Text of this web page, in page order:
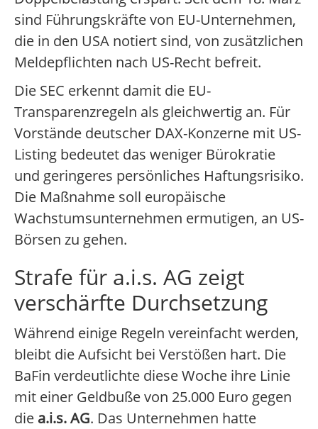
sind Führungskräfte von EU-Unternehmen,
die in den USA notiert sind, von zusätzlichen
Meldepflichten nach US-Recht befreit.
Die SEC erkennt damit die EU-
Transparenzregeln als gleichwertig an. Für
Vorstände deutscher DAX-Konzerne mit US-
Listing bedeutet das weniger Bürokratie
und geringeres persönliches Haftungsrisiko.
Die Maßnahme soll europäische
Wachstumsunternehmen ermutigen, an US-
Börsen zu gehen.
Strafe für a.i.s. AG zeigt
verschärfte Durchsetzung
Während einige Regeln vereinfacht werden,
bleibt die Aufsicht bei Verstößen hart. Die
BaFin verdeutlichte diese Woche ihre Linie
mit einer Geldbuße von 25.000 Euro gegen
die a.i.s. AG. Das Unternehmen hatte